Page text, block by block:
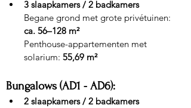
3 slaapkamers / 2 badkamers
Begane grond met grote privétuinen:
ca. 56–128 m²
Penthouse-appartementen met
solarium: 55,69 m²
Bungalows (AD1 - AD6):
2 slaapkamers / 2 badkamers